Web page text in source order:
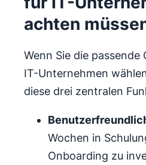
achten
Wenn Sie die
IT-Unternehmen
diese drei zentralen
Wochen in
Onboarding zu